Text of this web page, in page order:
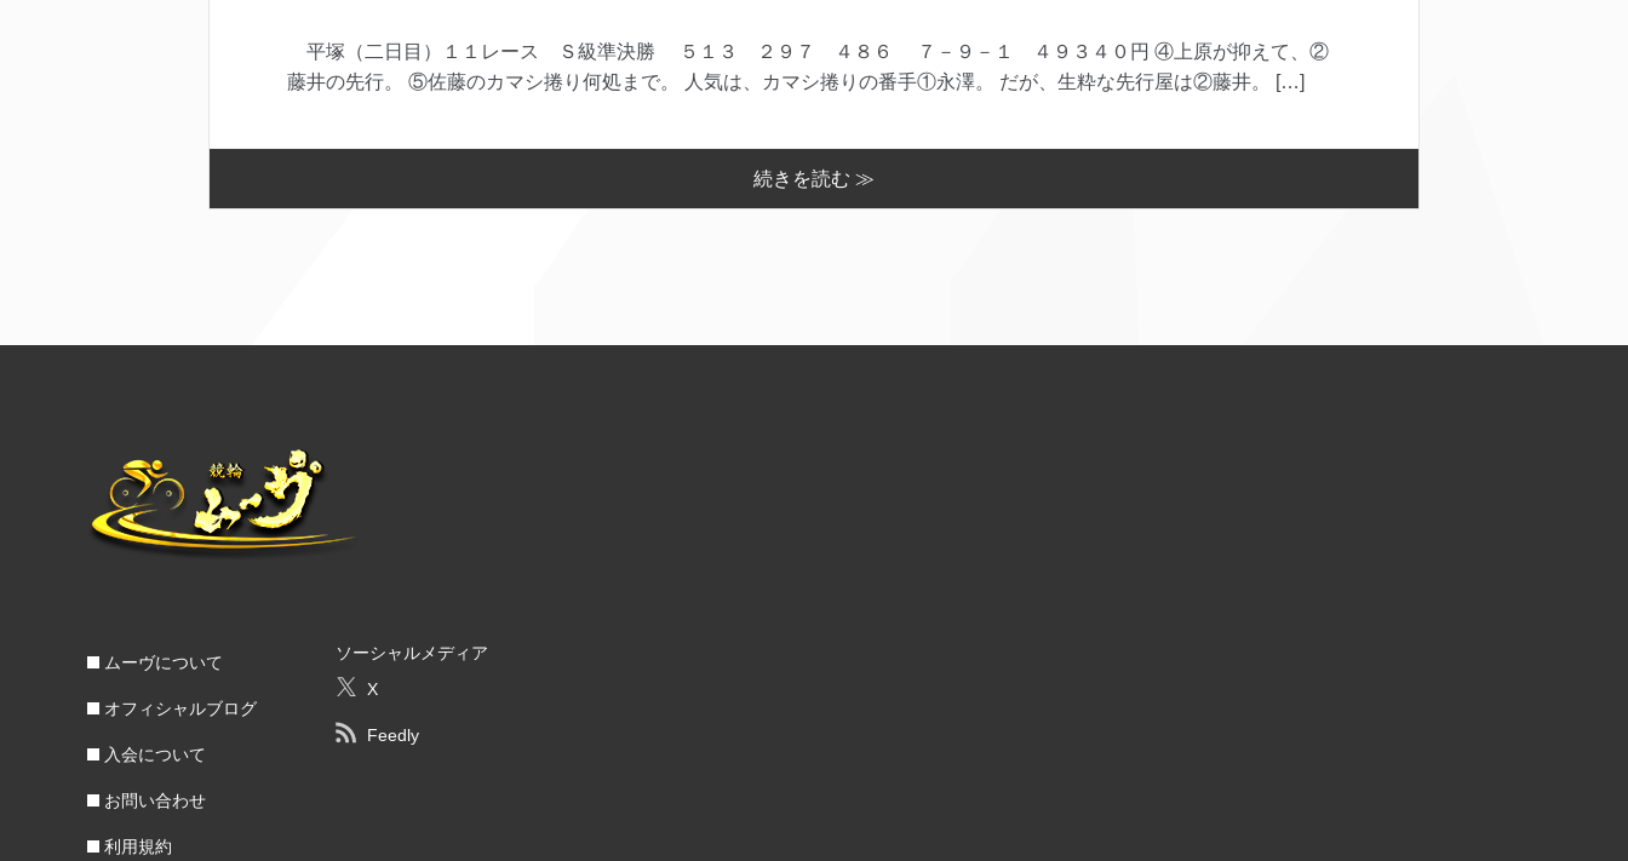
平塚（二日目）１１レース Ｓ級準決勝 ５１３ ２９７ ４８６ ７－９－１ ４９３４０円 ④上原が抑えて、②
藤井の先行。 ⑤佐藤のカマシ捲り何処まで。 人気は、カマシ捲りの番手①永澤。 だが、生粋な先行屋は②藤井。 […]
続きを読む ≫
ムーヴについて
オフィシャルブログ
入会について
お問い合わせ
利用規約
ソーシャルメディア
X
Feedly